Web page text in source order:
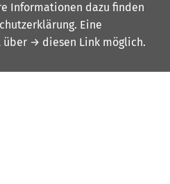
Informationen dazu finden
. Eine
über → diesen Link möglich.